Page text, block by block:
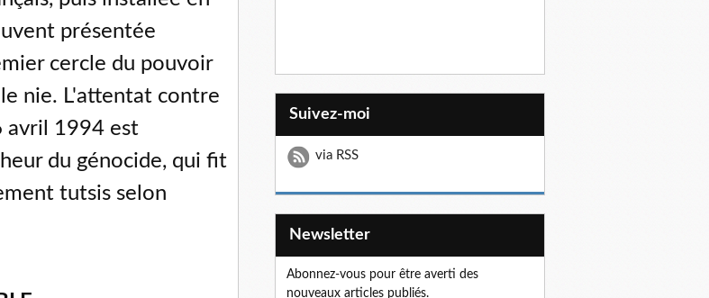
présentée
cercle du pouvoir
nie. L'attentat contre
avril 1994 est
du génocide, qui fit
tutsis selon
Suivez-moi
via RSS
Newsletter
Abonnez-vous pour être averti des
nouveaux articles publiés.